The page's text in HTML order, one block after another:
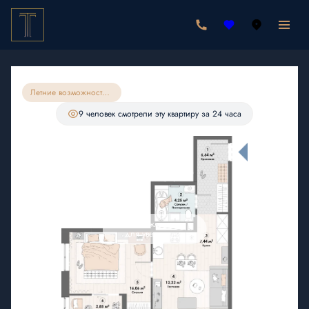
1-комнатная 9 545 780 руб.
9 068 491 руб.
Ипотека
Летние возможности на квартиры 49м10
9 человек смотрели эту квартиру за 24 часа
Нажмите
для увеличения